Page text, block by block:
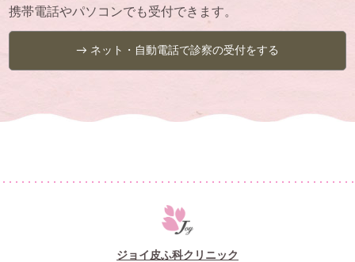
携帯電話やパソコンでも受付できます。
→ ネット・自動電話で診察の受付をする
ジョイ皮ふ科クリニック